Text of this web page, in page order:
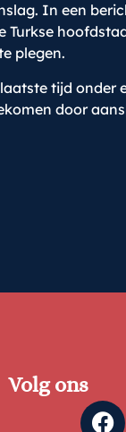
In een
Turkse
plegen.
tijd onder
door
Volg ons